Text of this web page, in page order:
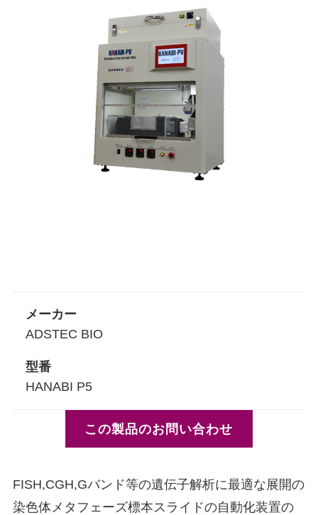
メーカー
ADSTEC BIO
型番
HANABI P5
この製品のお問い合わせ
FISH,CGH,Gバンド等の遺伝子解析に最適な展開の
染色体メタフェーズ標本スライドの自動化装置の